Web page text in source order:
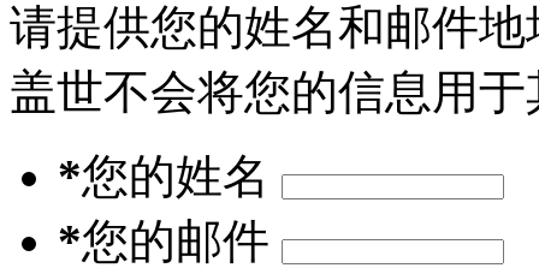
请提供您的姓名和邮件
盖世不会将您的信息用
*您的姓名
*您的邮件